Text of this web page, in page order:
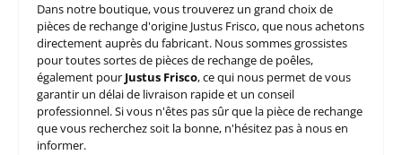
Dans notre boutique, vous trouverez un grand choix de
pièces de rechange d'origine Justus Frisco, que nous achetons
directement auprès du fabricant. Nous sommes grossistes
pour toutes sortes de pièces de rechange de poêles,
également pour Justus Frisco, ce qui nous permet de vous
garantir un délai de livraison rapide et un conseil
professionnel. Si vous n'êtes pas sûr que la pièce de rechange
que vous recherchez soit la bonne, n'hésitez pas à nous en
informer.